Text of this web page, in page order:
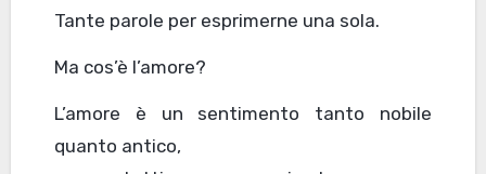
Tante parole per esprimerne una sola.
Ma cos’è l’amore?
L’amore è un sentimento tanto nobile
quanto antico,